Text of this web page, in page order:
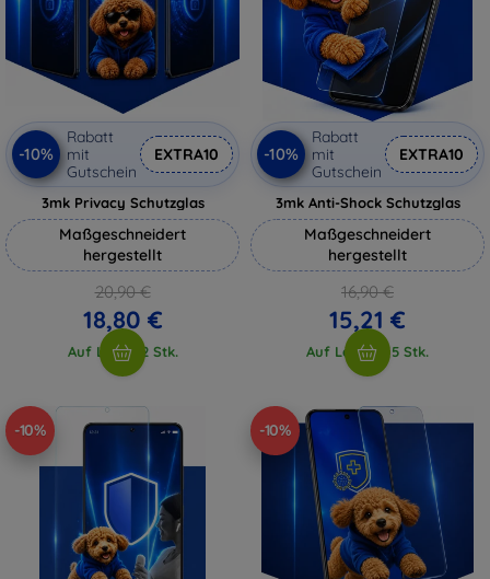
-10%
Rabatt
mit
Gutschein
EXTRA10
3mk Privacy Schutzglas
Maßgeschneidert
hergestellt
20,90 €
18,80 €
Auf Lager 2 Stk.
-10%
Rabatt
mit
Gutschein
EXTRA10
3mk Anti-Shock Schutzglas
Maßgeschneidert
hergestellt
16,90 €
15,21 €
Auf Lager > 5 Stk.
-10% -10%